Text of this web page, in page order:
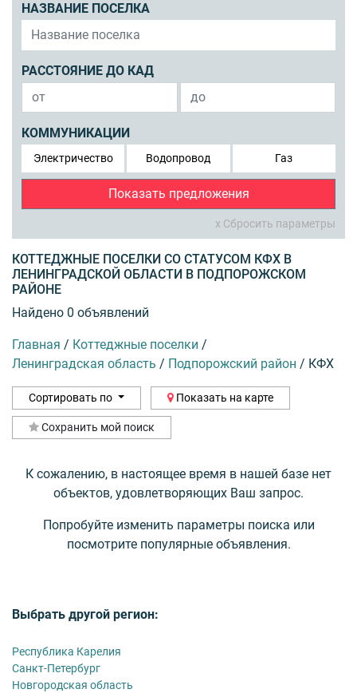
НАЗВАНИЕ ПОСЕЛКА
РАССТОЯНИЕ ДО КАД
КОММУНИКАЦИИ
Электричество Водопровод Газ
Показать предложения
x Сбросить параметры
КОТТЕДЖНЫЕ ПОСЕЛКИ СО СТАТУСОМ КФХ В
ЛЕНИНГРАДСКОЙ ОБЛАСТИ В ПОДПОРОЖСКОМ
РАЙОНЕ
Найдено 0 объявлений
Главная / Коттеджные поселки /
Ленинградская область / Подпорожский район / КФХ
Сортировать по Показать на карте
Сохранить мой поиск
К сожалению, в настоящее время в нашей базе нет
объектов, удовлетворяющих Ваш запрос.
Попробуйте изменить параметры поиска или
посмотрите популярные объявления.
Выбрать другой регион:
Республика Карелия
Санкт-Петербург
Новгородская область